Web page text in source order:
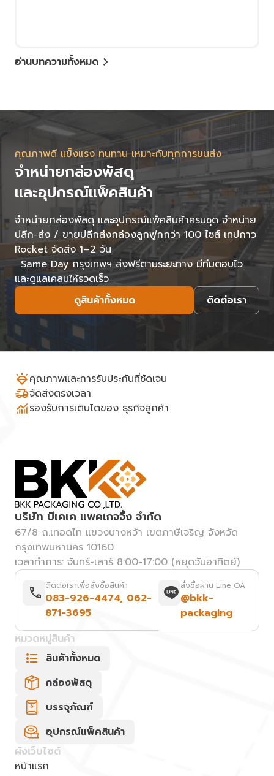
อ่านบทความทั้งหมด
คุณภาพดี แข็งแรง ทนทาน เหมาะกับทุกการขนส่ง
จำหน่ายกล่องพัสดุ
และอุปกรณ์แพ็คสินค้า
จำหน่ายกล่องพัสดุ และอุปกรณ์แพ็คสินค้าครบชุด จำหน่าย
ปลีก-ส่ง / ขายปลีกส่งกล่องลูกฟูกกว่า 100 ไซส์ เทปกาว
Rocket จัดส่ง 1–2 วัน
Same Day กรุงเทพฯ ส่งฟรีตามระยะทาง มีทีมตอบไว
และดูแลเคลมให้รวดเร็ว
ดูสินค้าทั้งหมด
ติดต่อเรา
คุณภาพและการรับประกันที่ชัดเจน
จัดส่งตรงเวลา
รองรับการเติบโตของ ธุรกิจลูกค้า
บริษัท บีเคเค แพคเกจจิ้ง จำกัด
67/8 ถ.เทอดไท แขวงบางหว้า เขตภาษีเจริญ จังหวัด
กรุงเทพมหานคร 10160
เวลาทำการ: จันทร์-เสาร์ 8:00-17:00 (หยุดวันอาทิตย์)
ติดต่อเราเพื่อสั่งซื้อสินค้า
083-926-4474, 062-
871-3695
สั่งซื้อผ่าน Line OA
@bkk-
packaging
หมวดหมู่สินค้า
สินค้าทั้งหมด
กล่องพัสดุ
บรรจุภัณฑ์
อุปกรณ์แพ็คสินค้า
ผังเว็บไซต์
หน้าแรก